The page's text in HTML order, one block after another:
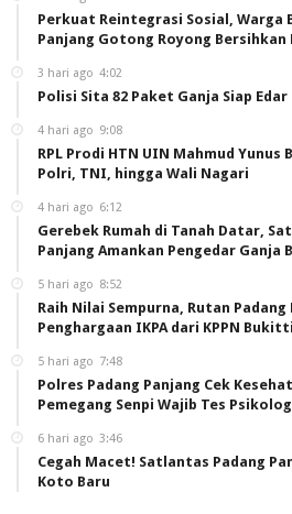
Perkuat Reintegrasi Sosial, Warga
Panjang Gotong Royong Bersihkan
3 hari ago 4:02
Polisi Sita 82 Paket Ganja Siap
4 hari ago 9:08
RPL Prodi HTN UIN Mahmud
Polri, TNI, hingga Wali Nagari
4 hari ago 6:12
Gerebek Rumah di Tanah Datar,
Panjang Amankan Pengedar Ganja
5 hari ago 8:52
Raih Nilai Sempurna, Rutan
Penghargaan IKPA dari KPPN
5 hari ago 7:48
Polres Padang Panjang Cek
Pemegang Senpi Wajib Tes
6 hari ago 3:46
Cegah Macet! Satlantas Padang
Koto Baru